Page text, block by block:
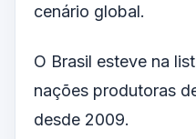
cenário global.
O Brasil esteve na
nações produtoras
desde 2009.